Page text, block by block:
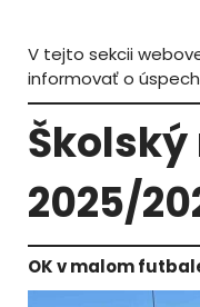
V tejto sekcii
informovať o
Školský
2025/
OK v malom